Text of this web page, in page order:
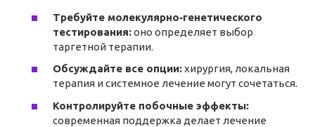
Требуйте молекулярно‑генетического
тестирования:оно определяет выбор
таргетной терапии.
Обсуждайте все опции:хирургия, локальная
терапия и системное лечение могут сочетаться.
Контролируйте побочные эффекты:
современная поддержка делает лечение